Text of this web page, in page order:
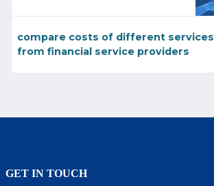
compare costs of different services
from financial service providers
GET IN TOUCH